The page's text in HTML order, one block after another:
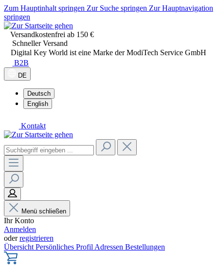
Zum Hauptinhalt springen Zur Suche springen Zur Hauptnavigation
springen
Versandkostenfrei ab 150 €
Schneller Versand
Digital Key World ist eine Marke der ModiTech Service GmbH
B2B
DE
Deutsch
English
Kontakt
Menü schließen
Ihr Konto
Anmelden
oderregistrieren
Übersicht Persönliches Profil Adressen Bestellungen